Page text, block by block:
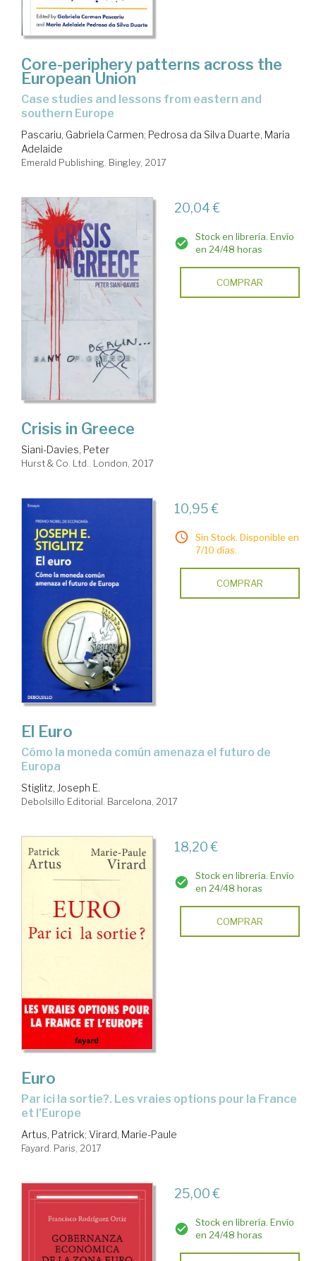
Core-periphery patterns across the
European Union
case studies and lessons from eastern and
southern Europe
Pascariu, Gabriela Carmen; Pedrosa da Silva Duarte, Maria
Adelaide
Emerald Publishing. Bingley, 2017
20,04 €
Stock en librería. Envío
en 24/48 horas
COMPRAR
Crisis in Greece
Siani-Davies, Peter
Hurst & Co. Ltd.. London, 2017
10,95 €
Sin Stock. Disponible en
7/10 días.
COMPRAR
El Euro
cómo la moneda común amenaza el futuro de
Europa
Stiglitz, Joseph E.
Debolsillo Editorial. Barcelona, 2017
18,20 €
Stock en librería. Envío
en 24/48 horas
COMPRAR
Euro
par ici la sortie?. Les vraies options pour la France
et l'Europe
Artus, Patrick; Virard, Marie-Paule
Fayard. Paris, 2017
25,00 €
Stock en librería. Envío
en 24/48 horas